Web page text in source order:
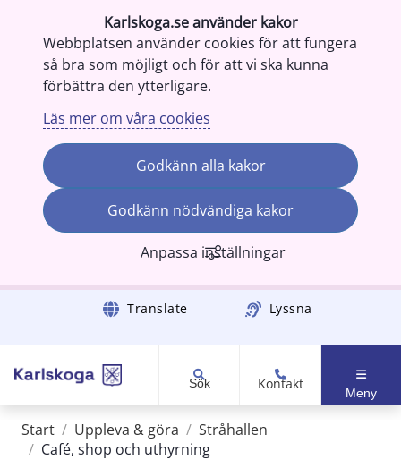
Karlskoga.se använder kakor
Webbplatsen använder cookies för att fungera
så bra som möjligt och för att vi ska kunna
förbättra den ytterligare.
Läs mer om våra cookies
Godkänn alla kakor
Godkänn nödvändiga kakor
Anpassa inställningar
Gå till innehåll Translate Lyssna
Sök Kontakt
Meny
Start / Uppleva & göra / Stråhallen
/ Café, shop och uthyrning